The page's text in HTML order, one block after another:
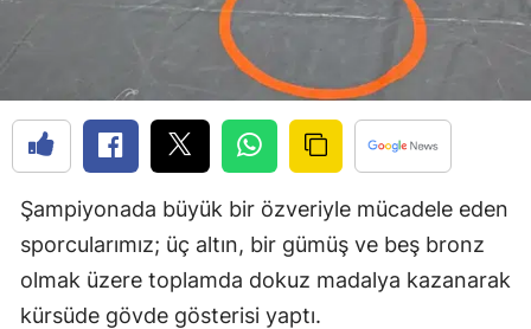
Eskişehir
Gaziantep
Giresun
Gümüşhane
Hatay
Şampiyonada büyük bir özveriyle mücadele eden
sporcularımız; üç altın, bir gümüş ve beş bronz
olmak üzere toplamda dokuz madalya kazanarak
kürsüde gövde gösterisi yaptı.